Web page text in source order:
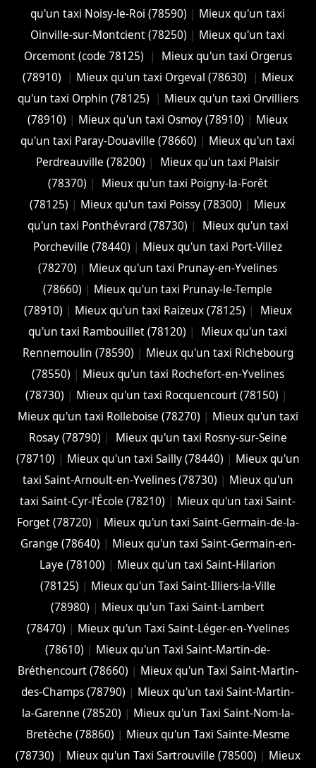
qu'un taxi Noisy-le-Roi (78590) | Mieux qu'un taxi
Oinville-sur-Montcient (78250) | Mieux qu'un taxi
Orcemont (code 78125)
|
Mieux qu'un taxi Orgerus
(78910)
| Mieux qu'un taxi Orgeval (78630) | Mieux
qu'un taxi Orphin (78125)
| Mieux qu'un taxi Orvilliers
(78910) | Mieux qu'un taxi Osmoy (78910) | Mieux
qu'un taxi Paray-Douaville (78660) | Mieux qu'un taxi
Perdreauville (78200) |
Mieux qu'un taxi Plaisir
(78370) |
Mieux qu'un taxi Poigny-la-Forêt
(78125) | Mieux qu'un taxi Poissy (78300) | Mieux
qu'un taxi Ponthévrard (78730) |
Mieux qu'un taxi
Porcheville (78440) | Mieux qu'un taxi Port-Villez
(78270) | Mieux qu'un taxi Prunay-en-Yvelines
(78660) | Mieux qu'un taxi Prunay-le-Temple
(78910) | Mieux qu'un taxi Raizeux (78125) |
Mieux
qu'un taxi Rambouillet (78120) |
Mieux qu'un taxi
Rennemoulin (78590) | Mieux qu'un taxi Richebourg
(78550) | Mieux qu'un taxi Rochefort-en-Yvelines
(78730) | Mieux qu'un taxi Rocquencourt (78150) |
Mieux qu'un taxi Rolleboise (78270) | Mieux qu'un taxi
Rosay (78790) |
Mieux qu'un taxi Rosny-sur-Seine
(78710) | Mieux qu'un taxi Sailly (78440) | Mieux qu'un
taxi Saint-Arnoult-en-Yvelines (78730) | Mieux qu'un
taxi Saint-Cyr-l'École (78210) | Mieux qu'un taxi Saint-
Forget (78720) | Mieux qu'un taxi Saint-Germain-de-la-
Grange (78640) | Mieux qu'un taxi Saint-Germain-en-
Laye (78100) | Mieux qu'un taxi Saint-Hilarion
(78125) | Mieux qu'un Taxi Saint-Illiers-la-Ville
(78980) | Mieux qu'un Taxi Saint-Lambert
(78470) | Mieux qu'un Taxi Saint-Léger-en-Yvelines
(78610) | Mieux qu'un Taxi Saint-Martin-de-
Bréthencourt (78660) | Mieux qu'un Taxi Saint-Martin-
des-Champs (78790) | Mieux qu'un taxi Saint-Martin-
la-Garenne (78520) | Mieux qu'un Taxi Saint-Nom-la-
Bretèche (78860) | Mieux qu'un Taxi Sainte-Mesme
(78730) | Mieux qu'un Taxi Sartrouville (78500) | Mieux